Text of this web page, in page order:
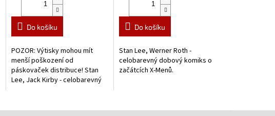
Do košíku
POZOR: Výtisky mohou mít
menší poškození od
páskovaček distribuce! Stan
Lee, Jack Kirby - celobarevný
Do košíku
Stan Lee, Werner Roth -
celobarevný dobový komiks o
začátcích X-Menů.